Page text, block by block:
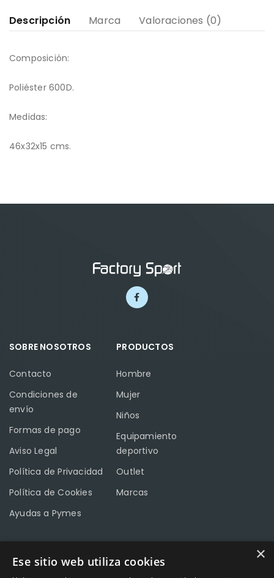
Descripción Marca Valoraciones (0)
Composición:
Poliéster 600D.
Medidas:
46x32x15 cms.
SOBRE NOSOTROS
Contacto
Condiciones de
envío
Formas de pago
Aviso Legal
Política de Privacidad
Política de Cookies
Ayudas a Pymes
PRODUCTOS
Hombre
Mujer
Niños
Equipamiento
deportivo
Outlet
Marcas
CONTACTO ×
Ese sitio web utiliza cookies